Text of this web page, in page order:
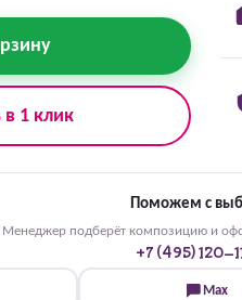
в 1 клик
Поможем с
Менеджер подберёт композицию и
+7 (495) 120-
Max